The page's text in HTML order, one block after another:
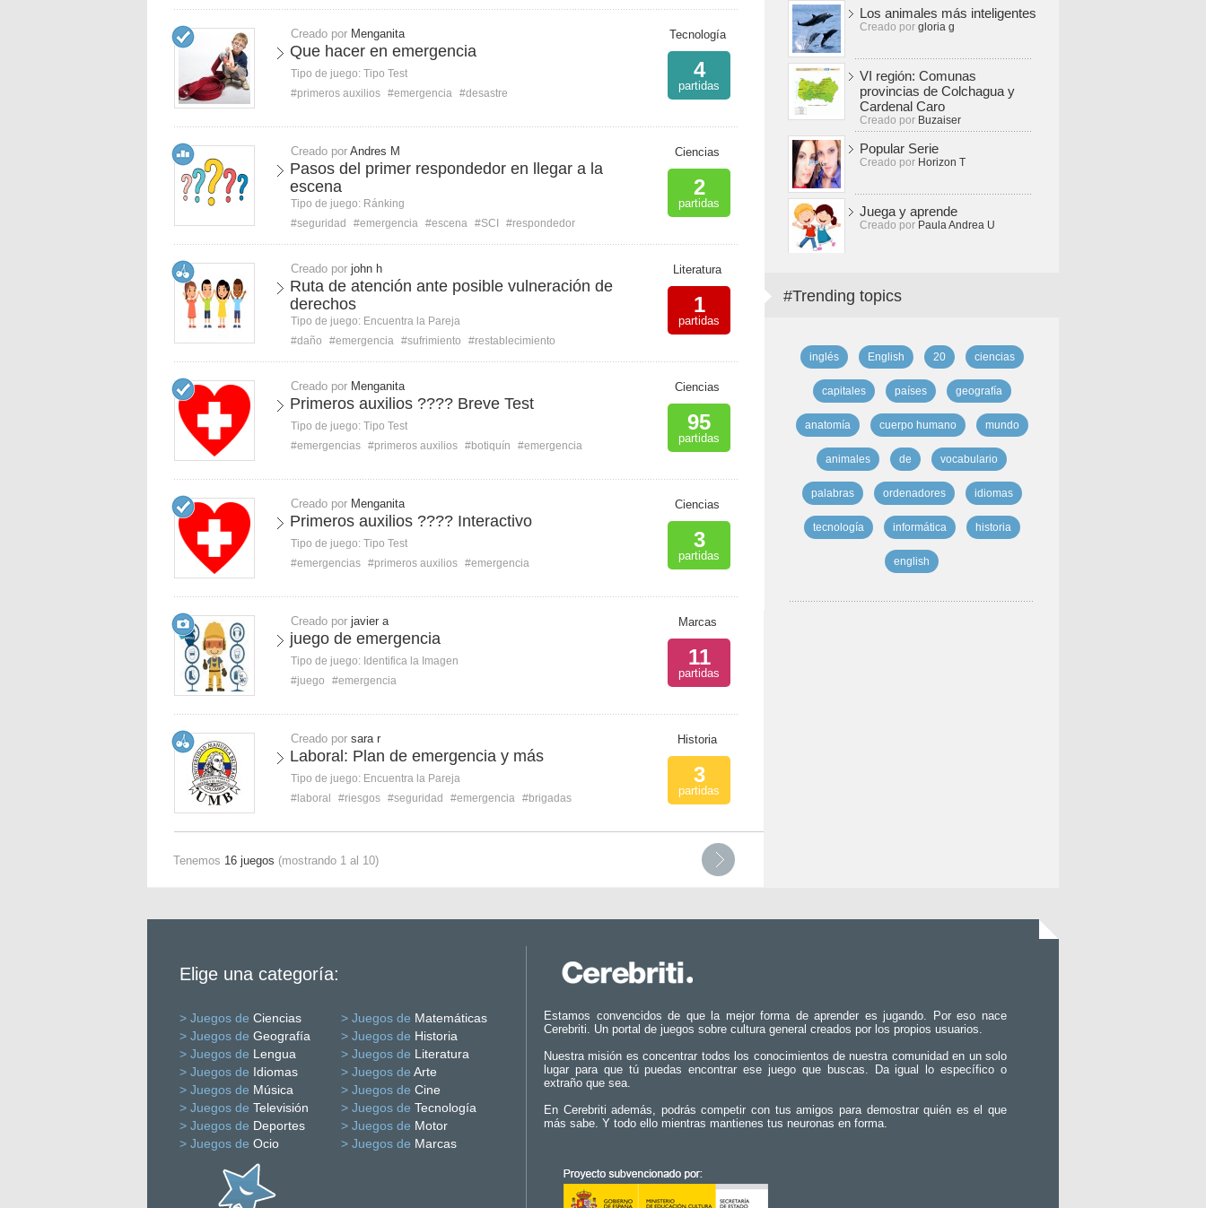
Creado por Menganita
Que hacer en emergencia
Tipo de juego: Tipo Test
#primeros auxilios #emergencia #desastre
Tecnología
4
partidas
Creado por Andres M
Pasos del primer respondedor en llegar a la
escena
Tipo de juego: Ránking
#seguridad
#emergencia #escena #SCI #respondedor
Ciencias
2
partidas
Creado por john h
Ruta de atención ante posible vulneración de
derechos
Tipo de juego: Encuentra la Pareja
#daño
#emergencia #sufrimiento #restablecimiento
Literatura
1
partidas
Creado por Menganita
Primeros auxilios ???? Breve Test
Tipo de juego: Tipo Test
#emergencias #primeros auxilios #botiquín #emergencia
Ciencias
95
partidas
Creado por Menganita
Primeros auxilios ???? Interactivo
Tipo de juego: Tipo Test
#emergencias #primeros auxilios #emergencia
Ciencias
3
partidas
Creado por javier a
juego de emergencia
Tipo de juego: Identifica la Imagen
#juego
#emergencia
Marcas
11
partidas
Creado por sara r
Laboral: Plan de emergencia y más
Tipo de juego: Encuentra la Pareja
#laboral
#riesgos #seguridad #emergencia #brigadas
Historia
3
partidas
Tenemos 16 juegos (mostrando 1 al 10)
Los animales más inteligentes
Creado por gloria g
VI región: Comunas
provincias de Colchagua y
Cardenal Caro
Creado por Buzaiser
Popular Serie
Creado por Horizon T
Juega y aprende
Creado por Paula Andrea U
#Trending topics
inglés English 20 ciencias
capitales países geografía
anatomía cuerpo humano mundo
animales de vocabulario
palabras ordenadores idiomas
tecnología informática historia
english
Elige una categoría:
> Juegos de Ciencias > Juegos de Matemáticas
> Juegos de Geografía > Juegos de Historia
> Juegos de Lengua > Juegos de Literatura
> Juegos de Idiomas > Juegos de Arte
> Juegos de Música > Juegos de Cine
> Juegos de Televisión > Juegos de Tecnología
> Juegos de Deportes > Juegos de Motor
> Juegos de Ocio > Juegos de Marcas
Estamos convencidos de que la mejor forma de aprender es jugando. Por eso nace
Cerebriti. Un portal de juegos sobre cultura general creados por los propios usuarios.
Nuestra misión es concentrar todos los conocimientos de nuestra comunidad en un solo
lugar para que tú puedas encontrar ese juego que buscas. Da igual lo específico o
extraño que sea.
En Cerebriti además, podrás competir con tus amigos para demostrar quién es el que
más sabe. Y todo ello mientras mantienes tus neuronas en forma.